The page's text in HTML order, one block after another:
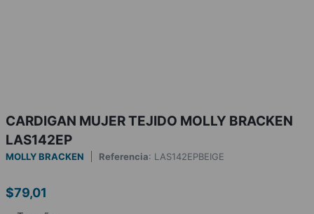
CARDIGAN MUJER TEJIDO MOLLY BRACKEN
LAS142EP
MOLLY BRACKEN Referencia: LAS142EPBEIGE
$79,01